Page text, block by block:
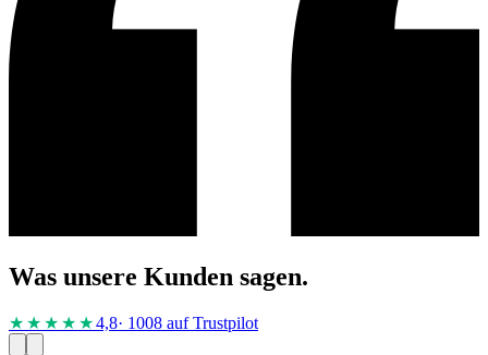
Was unsere Kunden sagen.
★★★★ ★4,8· 1008 auf Trustpilot